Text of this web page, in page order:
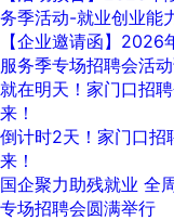
务季活动-就业创业能
【企业邀请函】2026
服务季专场招聘会活
就在明天！家门口招
来！
倒计时2天！家门口招
来！
国企聚力助残就业 全
专场招聘会圆满举行